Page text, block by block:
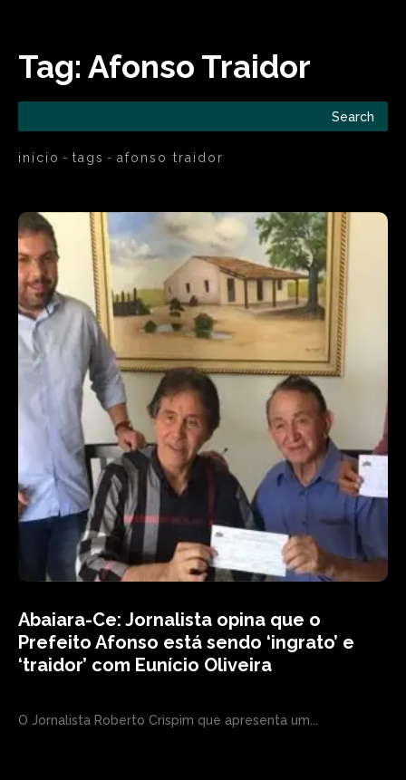
Tag: Afonso Traidor
Search
início tags afonso traidor
Abaiara-Ce: Jornalista opina que o
Prefeito Afonso está sendo ‘ingrato’ e
‘traidor’ com Eunício Oliveira
O Jornalista Roberto Crispim que apresenta um...